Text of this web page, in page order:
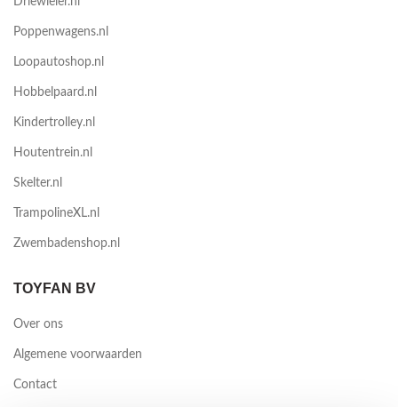
Poppenwagens.nl
Loopautoshop.nl
Hobbelpaard.nl
Kindertrolley.nl
Houtentrein.nl
Skelter.nl
TrampolineXL.nl
Zwembadenshop.nl
TOYFAN BV
Over ons
Algemene voorwaarden
Contact